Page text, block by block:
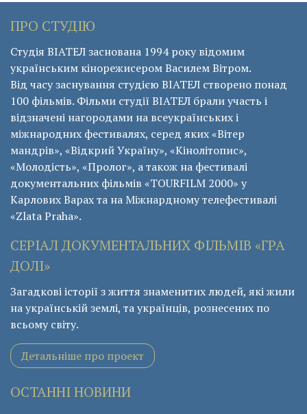
ПРО СТУДІЮ
Студія ВІАТЕЛ заснована 1994 року відомим
українським кінорежисером Василем Вітром.
Від часу заснування студією ВІАТЕЛ створено понад
100 фільмів. Фільми студії ВІАТЕЛ брали участь і
відзначені нагородами на всеукраїнських і
міжнародних фестивалях, серед яких «Вітер
мандрів», «Відкрий Україну», «Кінолітопис»,
«Молодість», «Пролог», а також на фестивалі
документальних фільмів «ТОURFILM 2000» у
Карлових Варах та на Міжнардному телефестивалі
«Zlata Praha».
СЕРІАЛ ДОКУМЕНТАЛЬНИХ ФІЛЬМІВ «ГРА
ДОЛІ»
Загадкові історії з життя знаменитих людей, які жили
на українській землі, та українців, рознесених по
всьому світу.
Детальніше про проект
ОСТАННІ НОВИНИ